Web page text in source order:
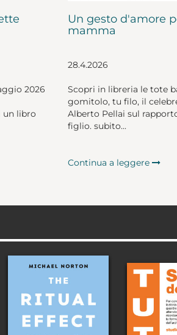
2026
un libro
Un gesto d'amore
mamma
28.4.2026
Scopri in libreria le tote
gomitolo, tu filo, il
Alberto Pellai sul
figlio. subito...
Continua a leggere